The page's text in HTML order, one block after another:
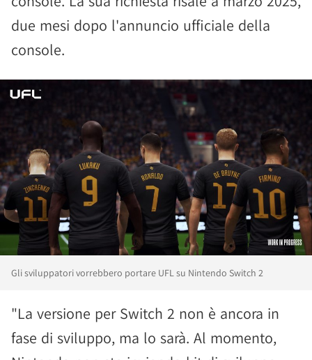
due mesi dopo l'annuncio ufficiale della
console.
Gli sviluppatori vorrebbero portare UFL su Nintendo Switch 2
"La versione per Switch 2 non è ancora in
fase di sviluppo, ma lo sarà. Al momento,